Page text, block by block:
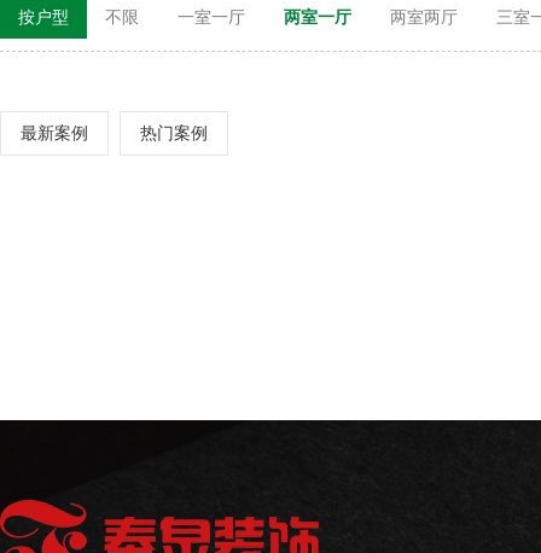
按户型 不限 一室一厅 两室一厅 两室两厅 三室
最新案例 热门案例